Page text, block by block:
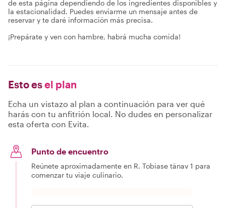
de esta página dependiendo de los ingredientes disponibles y
la estacionalidad. Puedes enviarme un mensaje antes de
reservar y te daré información más precisa.
¡Prepárate y ven con hambre, habrá mucha comida!
Esto esel plan
Echa un vistazo al plan a continuación para ver qué
harás con tu anfitrión local. No dudes en personalizar
esta oferta con Evita.
Punto de encuentro
Reúnete aproximadamente en R. Tobiase tänav 1 para
comenzar tu viaje culinario.